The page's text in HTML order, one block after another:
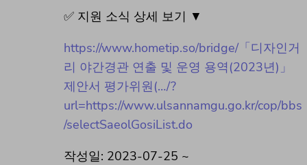
✅ 지원 소식 상세 보기 ▼
https://www.hometip.so/bridge/「디자인거
리 야간경관 연출 및 운영 용역(2023년)」
제안서 평가위원(…/?
url=https://www.ulsannamgu.go.kr/cop/bbs
/selectSaeolGosiList.do
작성일: 2023-07-25 ~